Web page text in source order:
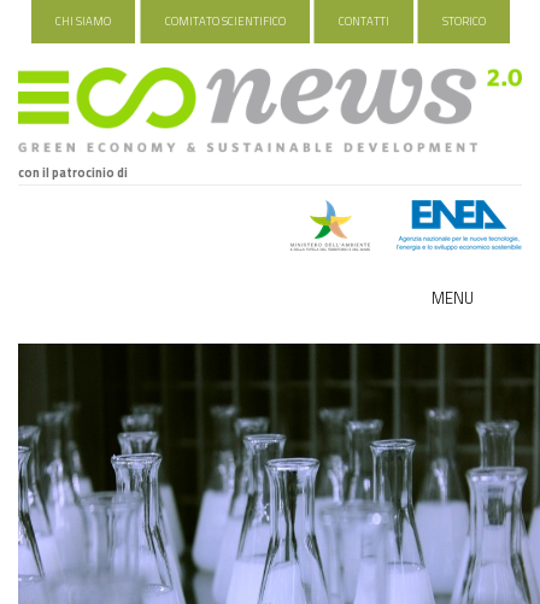
CHI SIAMO COMITATO SCIENTIFICO CONTATTI STORICO
con il patrocinio di
MENU
ECO-NOMY
INDUSTRIA VERDE
FOOD&TRAVEL
HEALTH&WELLNESS
GREEN TECH